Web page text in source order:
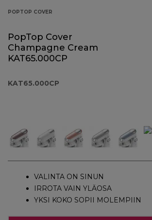
POPTOP COVER
PopTop Cover
Champagne Cream
KAT65.000CP
KAT65.000CP
VALINTA ON SINUN
IRROTA VAIN YLÄOSA
YKSI KOKO SOPII MOLEMPIIN